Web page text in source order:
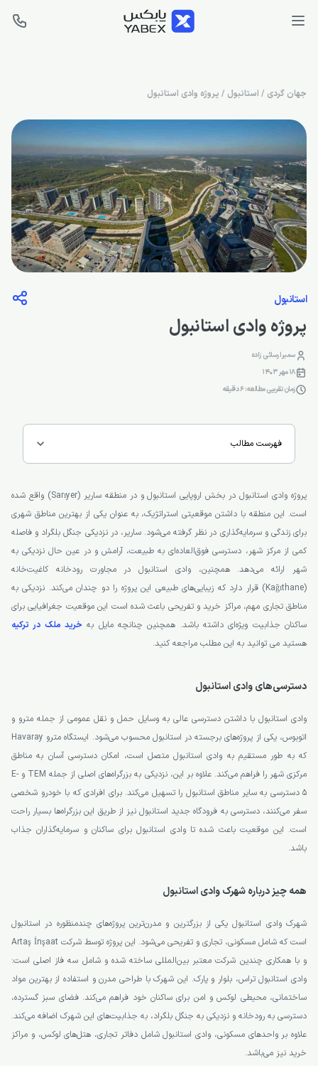
جهان گردی / استانبول / پروژه وادی استانبول
استانبول
پروژه وادی استانبول
سمیرا رسائی زاده
18 مهر 1403
زمان تقریبی مطالعه: 6 دقیقه
فهرست مطالب
پروژه وادی استانبول در بخش اروپایی استانبول و در منطقه ساریر (Sarıyer) واقع شده
است. این منطقه با داشتن موقعیتی استراتژیک، به عنوان یکی از بهترین مناطق شهری
برای زندگی و سرمایه‌گذاری در نظر گرفته می‌شود. ساریر، در نزدیکی جنگل بلگراد و فاصله
کمی از مرکز شهر، دسترسی فوق‌العاده‌ای به طبیعت، آرامش و در عین حال نزدیکی به
شهر ارائه می‌دهد. همچنین، وادی استانبول در مجاورت رودخانه کاغیت‌خانه
(Kağıthane) قرار دارد که زیبایی‌های طبیعی این پروژه را دو چندان می‌کند. نزدیکی به
مناطق تجاری مهم، مراکز خرید و تفریحی باعث شده است این موقعیت جغرافیایی برای
ساکنان جذابیت ویژه‌ای داشته باشد. همچنین چنانچه مایل به خرید ملک در ترکیه
هستید می توانید به این مطلب مراجعه کنید.
دسترسی‌های وادی استانبول
وادی استانبول با داشتن دسترسی عالی به وسایل حمل و نقل عمومی از جمله مترو و
اتوبوس، یکی از پروژه‌های برجسته در استانبول محسوب می‌شود. ایستگاه مترو Havaray
که به طور مستقیم به وادی استانبول متصل است، امکان دسترسی آسان به مناطق
مرکزی شهر را فراهم می‌کند. علاوه بر این، نزدیکی به بزرگراه‌های اصلی از جمله TEM و E-
5 دسترسی به سایر مناطق استانبول را تسهیل می‌کند. برای افرادی که با خودرو شخصی
سفر می‌کنند، دسترسی به فرودگاه جدید استانبول نیز از طریق این بزرگراه‌ها بسیار راحت
است. این موقعیت باعث شده تا وادی استانبول برای ساکنان و سرمایه‌گذاران جذاب
باشد.
همه چیز درباره شهرک وادی استانبول
شهرک وادی استانبول یکی از بزرگترین و مدرن‌ترین پروژه‌های چندمنظوره در استانبول
است که شامل مسکونی، تجاری و تفریحی می‌شود. این پروژه توسط شرکت Artaş İnşaat
و با همکاری چندین شرکت معتبر بین‌المللی ساخته شده و شامل سه فاز اصلی است:
وادی استانبول تراس، بلوار و پارک. این شهرک با طراحی مدرن و استفاده از بهترین مواد
ساختمانی، محیطی لوکس و امن برای ساکنان خود فراهم می‌کند. فضای سبز گسترده،
دسترسی به رودخانه و نزدیکی به جنگل بلگراد، به جذابیت‌های این شهرک اضافه می‌کند.
علاوه بر واحدهای مسکونی، وادی استانبول شامل دفاتر تجاری، هتل‌های لوکس، و مراکز
خرید نیز می‌باشد.